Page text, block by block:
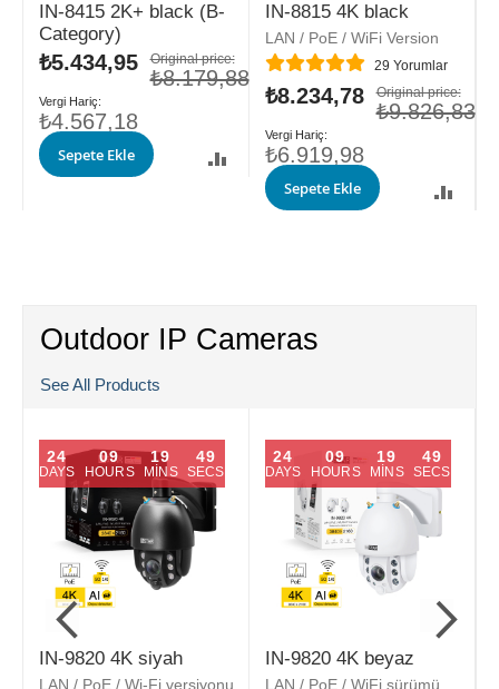
IN-8415 2K+ black (B-
Category)
Original price:
₺8.179,88
Özel
fiyat
₺5.434,95
₺4.567,18
Sepete Ekle
IN-8815 4K black
LAN / PoE / WiFi Version
Değerlendirme: 29 Yorumlar
Original price:
₺9.826,83
Özel
fiyat
₺8.234,78
₺6.919,98
Sepete Ekle
Outdoor IP Cameras
See All Products
IN-9820 4K siyah
24
DAYS
09
HOURS
19
MINS
48
SECS
LAN / PoE / Wi-Fi versiyonu
IN-9820 4K beyaz
24
DAYS
09
HOURS
19
MINS
48
SECS
LAN / PoE / WiFi sürümü